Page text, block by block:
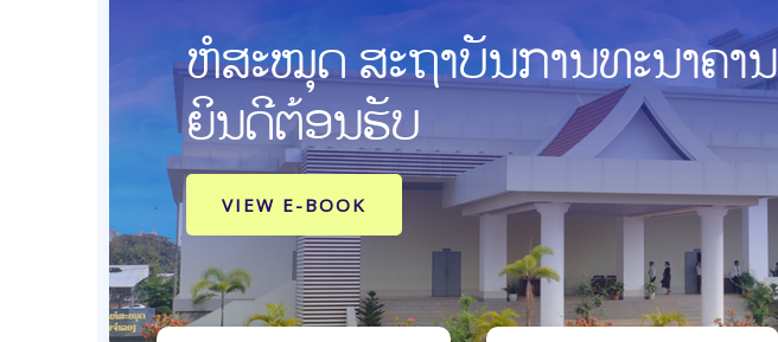
ຫໍສະໝຸດ ສະຖາບັນການທະນາຄານ
ຍິນດີຕ້ອນຮັບ
VIEW E-BOOK